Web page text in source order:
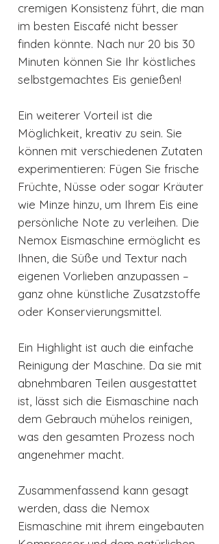
cremigen Konsistenz führt, die man
im besten Eiscafé nicht besser
finden könnte. Nach nur 20 bis 30
Minuten können Sie Ihr köstliches
selbstgemachtes Eis genießen!
Ein weiterer Vorteil ist die
Möglichkeit, kreativ zu sein. Sie
können mit verschiedenen Zutaten
experimentieren: Fügen Sie frische
Früchte, Nüsse oder sogar Kräuter
wie Minze hinzu, um Ihrem Eis eine
persönliche Note zu verleihen. Die
Nemox Eismaschine ermöglicht es
Ihnen, die Süße und Textur nach
eigenen Vorlieben anzupassen –
ganz ohne künstliche Zusatzstoffe
oder Konservierungsmittel.
Ein Highlight ist auch die einfache
Reinigung der Maschine. Da sie mit
abnehmbaren Teilen ausgestattet
ist, lässt sich die Eismaschine nach
dem Gebrauch mühelos reinigen,
was den gesamten Prozess noch
angenehmer macht.
Zusammenfassend kann gesagt
werden, dass die Nemox
Eismaschine mit ihrem eingebauten